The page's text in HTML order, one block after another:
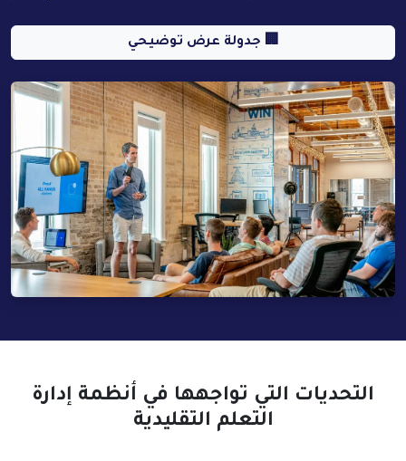
جدولة عرض توضيحي 🏢
التحديات التي تواجهها في أنظمة إدارة
التعلم التقليدية